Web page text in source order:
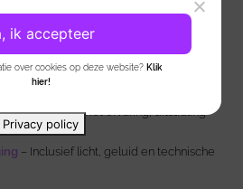
– Alleen de beste, zorgvuldig
– Van offerte tot afterparty.
voor elk type evenement en
– Bands met ervaring, uitstraling
– Inclusief licht, geluid en technische
over cookies op deze website? Klik
hier!
ik accepteer
Privacy policy